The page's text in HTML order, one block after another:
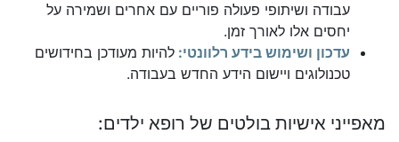
עבודה ושיתופי פעולה פוריים עם אחרים ושמירה על
יחסים אלו לאורך זמן.
עדכון ושימוש בידע רלוונטי: להיות מעודכן בחידושים
טכנולוגים ויישום הידע החדש בעבודה.
מאפייני אישיות בולטים של רופא ילדים: